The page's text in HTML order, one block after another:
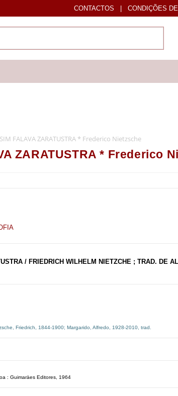
CONTACTOS | CONDIÇÕES
FALAVA ZARATUSTRA * Frederico Nietzsche
ZARATUSTRA * Frederico
/ FRIEDRICH WILHELM NIETZCHE ; TRAD. DE
Friedrich, 1844-1900; Margarido, Alfredo, 1928-2010, trad.
: Guimaräes Editores, 1964